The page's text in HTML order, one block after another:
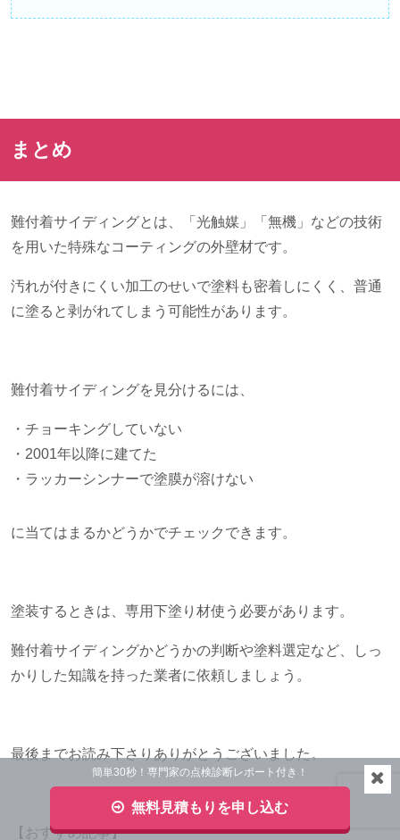
まとめ
難付着サイディングとは、「光触媒」「無機」などの技術
を用いた特殊なコーティングの外壁材です。
汚れが付きにくい加工のせいで塗料も密着しにくく、普通
に塗ると剥がれてしまう可能性があります。
難付着サイディングを見分けるには、
・チョーキングしていない
・ 2001年以降に建てた
・ラッカーシンナーで塗膜が溶けない
に当てはまるかどうかでチェックできます。
塗装するときは、専用下塗り材使う必要があります。
難付着サイディングかどうかの判断や塗料選定など、しっ
かりした知識を持った業者に依頼しましょう。
最後までお読み下さりありがとうございました。
【おすすめ記事】
簡単30秒！専門家の点検診断レポート付き！
無料見積もりを申し込む